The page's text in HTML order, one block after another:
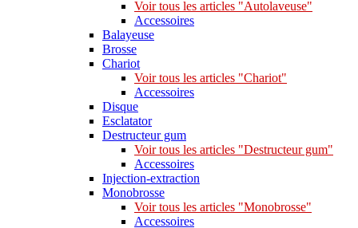
Voir tous les articles "Autolaveuse"
Accessoires
Balayeuse
Brosse
Chariot
Voir tous les articles "Chariot"
Accessoires
Disque
Esclatator
Destructeur gum
Voir tous les articles "Destructeur gum"
Accessoires
Injection-extraction
Monobrosse
Voir tous les articles "Monobrosse"
Accessoires